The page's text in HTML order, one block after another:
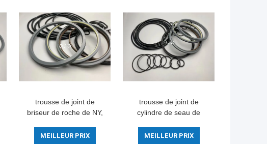
trousse de joint de
briseur de roche de NY,
O Ring Set POM de
MEILLEUR PRIX
trousse de joint de
cylindre de seau de
pour l'excavatrice
MEILLEUR PRIX